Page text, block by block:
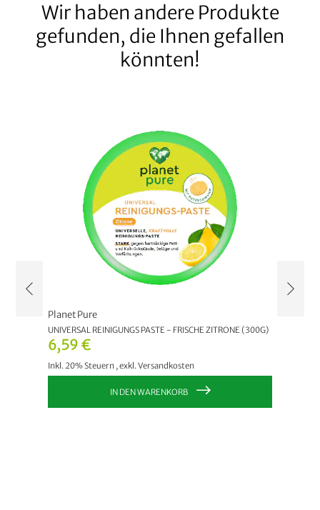
Wir haben andere Produkte
gefunden, die Ihnen gefallen
könnten!
6,59 €
Inkl. 20% Steuern ,exkl.Versandkosten
Planet Pure
UNIVERSAL REINIGUNGS PASTE - FRISCHE ZITRONE (300G)
IN DEN WARENKORB